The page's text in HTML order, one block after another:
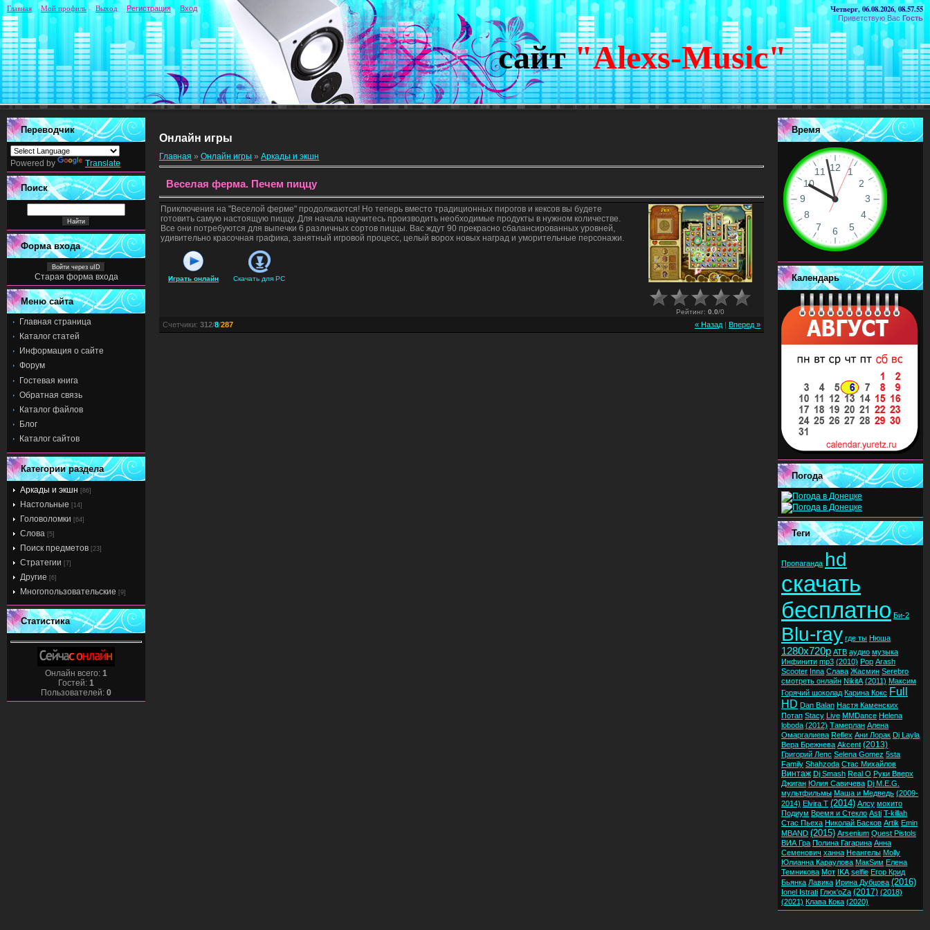
Четверг, 06.08.2026, 08.57.55
Приветствую Вас Гость
сайт "Alexs-Music"
Главная Мой профиль Выход Регистрация Вход
Переводчик
Powered by Translate
Поиск
Форма входа
Войти через uID
Старая форма входа
Меню сайта
Главная страница
Каталог статей
Информация о сайте
Форум
Гостевая книга
Обратная связь
Каталог файлов
Блог
Каталог сайтов
Категории раздела
Аркады и экшн [86]
Настольные [14]
Головоломки [64]
Слова [5]
Поиск предметов [23]
Стратегии [7]
Другие [6]
Многопользовательские [9]
Статистика
Онлайн всего: 1
Гостей: 1
Пользователей: 0
Онлайн игры
Главная » Онлайн игры » Аркады и экшн
Веселая ферма. Печем пиццу
Приключения на "Веселой ферме" продолжаются! Но теперь вместо традиционных пирогов и кексов вы будете
готовить самую настоящую пиццу. Для начала научитесь производить необходимые продукты в нужном количестве.
Все они потребуются для выпечки 6 различных сортов пиццы. Вас ждут 90 прекрасно сбалансированных уровней,
удивительно красочная графика, занятный игровой процесс, целый ворох новых наград и уморительные персонажи.
Играть онлайн Скачать для PC
Рейтинг: 0.0/0
« Назад| Вперед »
Счетчики: 312/8/287
Время
Календарь
Погода
Теги
Пропаганда hd
скачать
бесплатно Би-2
Blu-ray где ты Нюша
1280x720p ATB аудио музыка
Инфинити mp3 (2010) Pop Arash
Scooter Inna Слава Жасмин Serebro
смотреть онлайн NikitA (2011) Максим
Горячий шоколад Карина Кокс Full
HD Dan Balan Настя Каменских
Потап Stacy Live MMDance Helena
loboda (2012) Тамерлан Алена
Омаргалиева Reflex Ани Лорак Dj Layla
Вера Брежнева Akcent (2013)
Григорий Лепс Selena Gomez 5sta
Family Shahzoda Стас Михайлов
Винтаж Dj Smash Real O Руки Вверх
Джиган Юлия Савичева Dj M.E.G.
мультфильмы Маша и Медведь (2009-
2014) Elvira T (2014) Алсу мохито
Подиум Время и Стекло Asti T-killah
Стас Пьеха Николай Басков Artik Emin
MBAND (2015) Arsenium Quest Pistols
ВИА Гра Полина Гагарина Анна
Семенович ханна Неангелы Molly
Юлианна Караулова МакSим Елена
Темникова Мот IKA selfie Егор Крид
Бьянка Лавика Ирина Дубцова (2016)
Ionel Istrati Глюк'oZa (2017) (2018)
(2021) Клава Кока (2020)